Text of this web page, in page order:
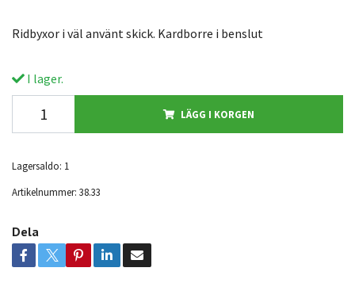
Ridbyxor i väl använt skick. Kardborre i benslut
I lager.
LÄGG I KORGEN
Lagersaldo: 1
Artikelnummer: 38.33
Dela